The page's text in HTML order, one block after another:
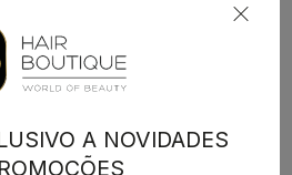
A NOVIDADES